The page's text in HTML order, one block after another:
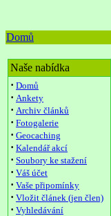
Domů
Naše nabídka
· Domů
· Ankety
· Archiv článků
· Fotogalerie
· Geocaching
· Kalendář akcí
· Soubory ke stažení
· Váš účet
· Vaše připomínky
· Vložit článek (jen člen)
· Vyhledávání